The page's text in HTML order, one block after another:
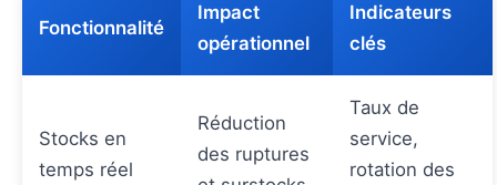
Fonctionnalité
Impact
opérationnel
Indicateurs
clés
Stocks en
temps réel
Réduction
des ruptures
Taux de
service,
rotation des